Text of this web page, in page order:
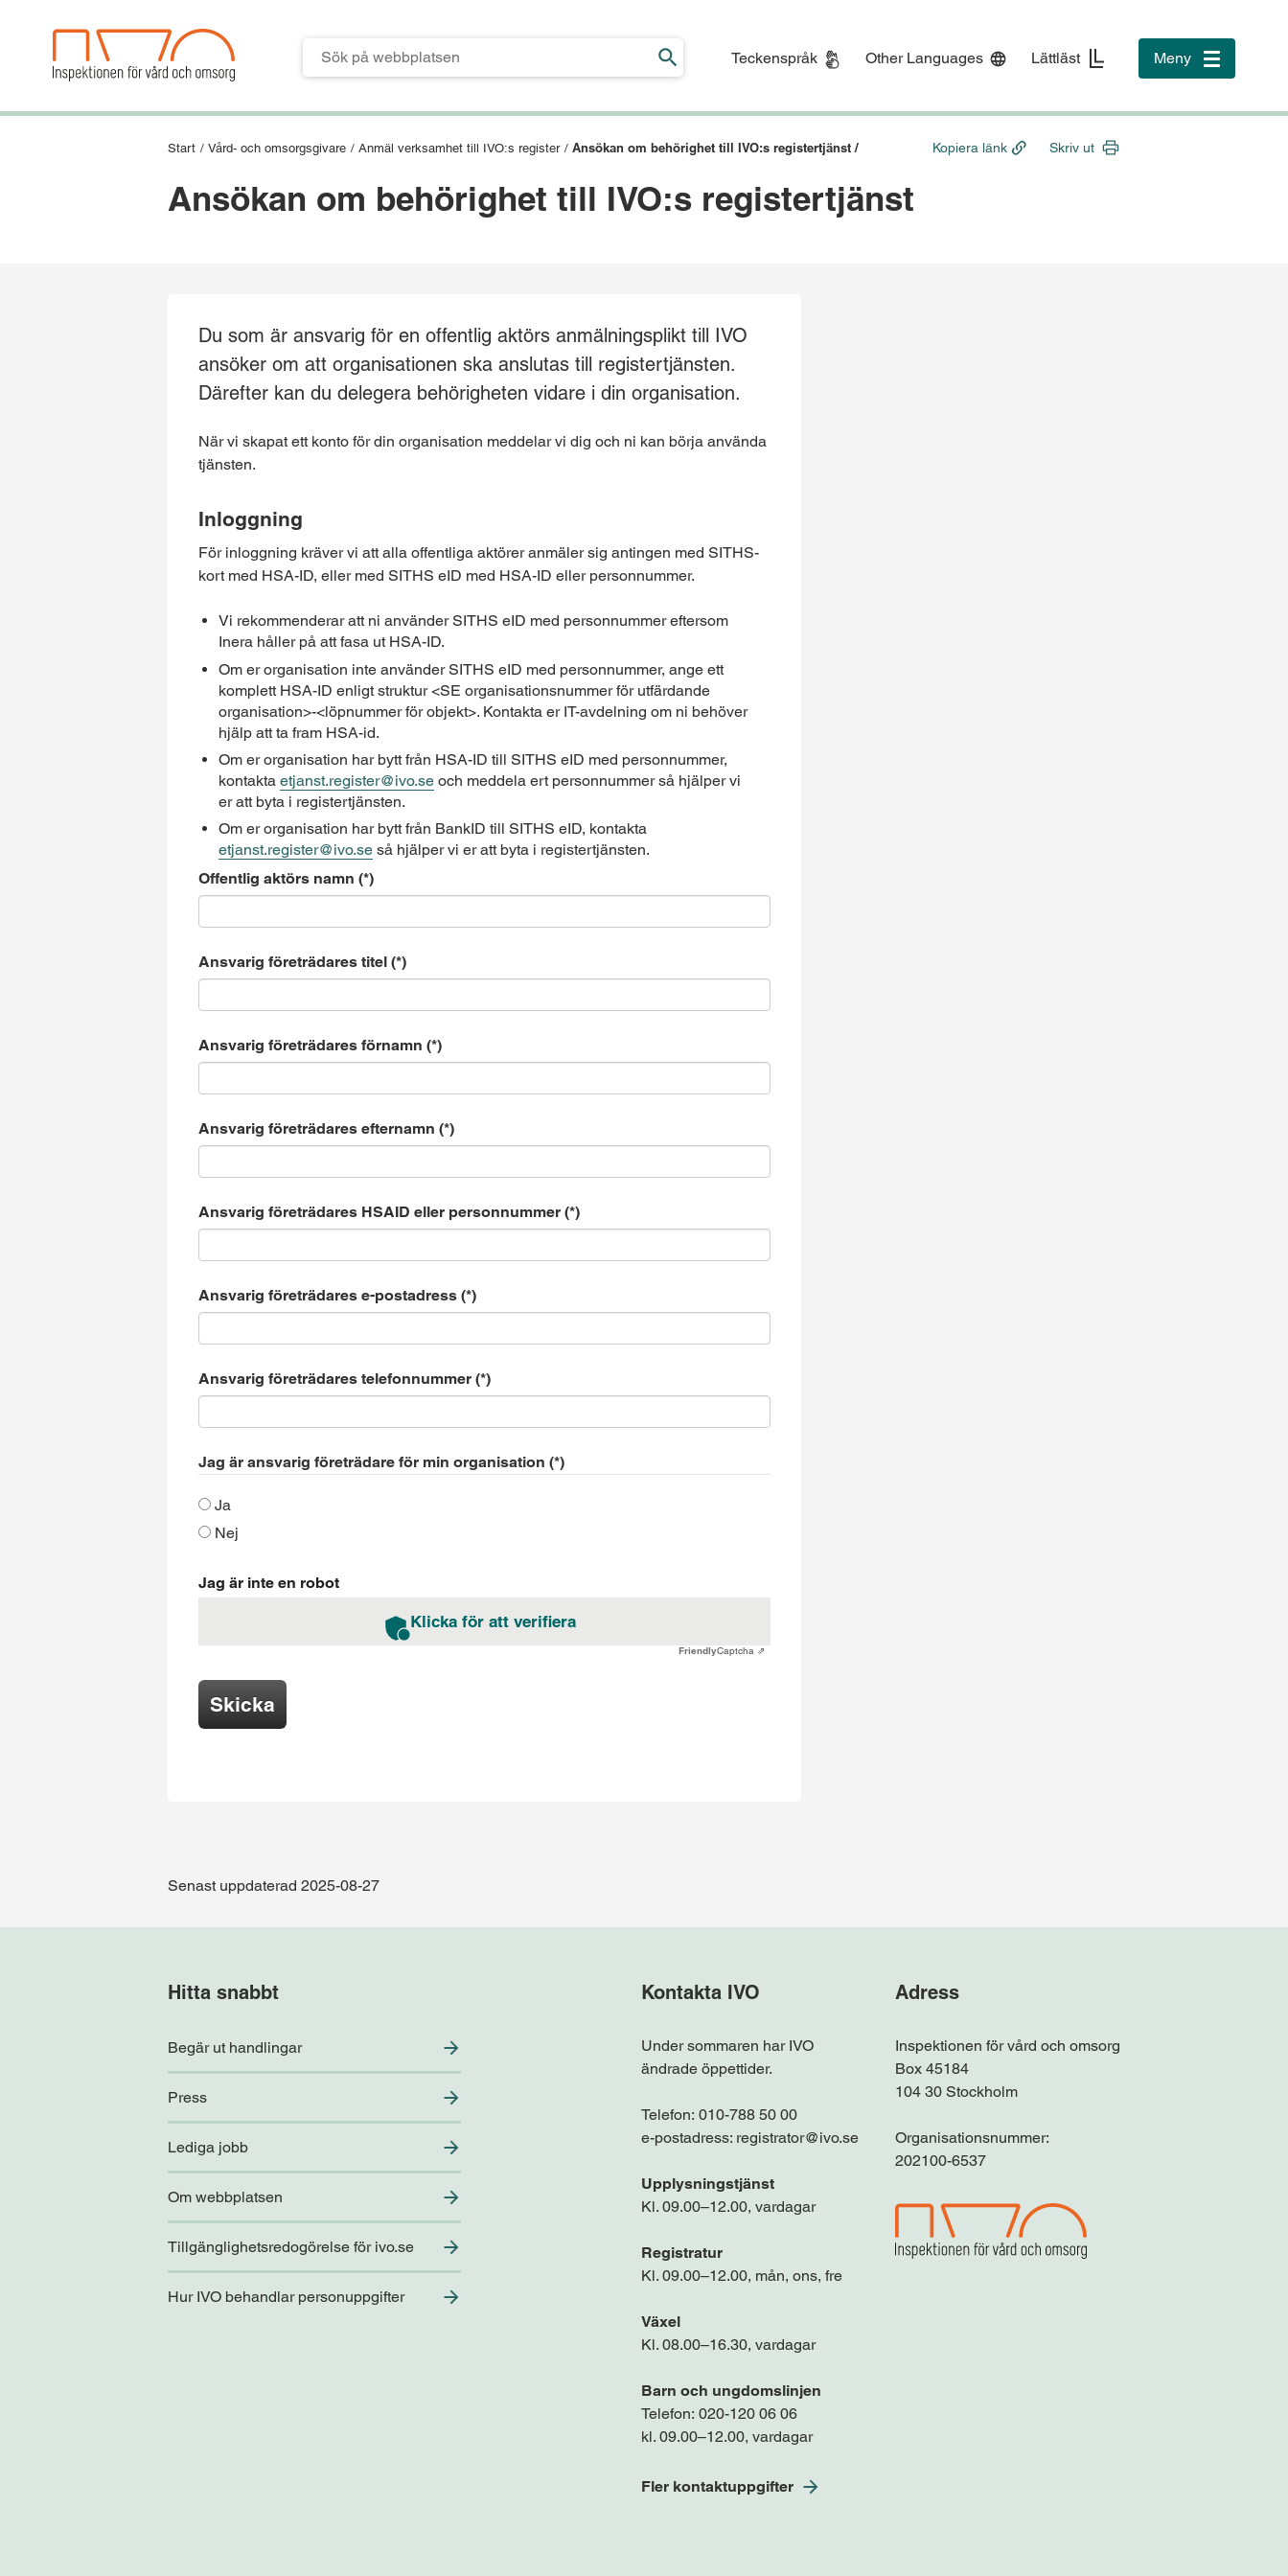
Teckenspråk Other Languages Lättläst Meny
Toggle
navigation
Start / Vård- och omsorgsgivare / Anmäl verksamhet till IVO:s register / Ansökan om behörighet till IVO:s registertjänst / Kopiera länk Skriv ut
Ansökan om behörighet till IVO:s registertjänst
Du som är ansvarig för en offentlig aktörs anmälningsplikt till IVO
ansöker om att organisationen ska anslutas till registertjänsten.
Därefter kan du delegera behörigheten vidare i din organisation.
När vi skapat ett konto för din organisation meddelar vi dig och ni kan börja använda
tjänsten.
Inloggning
För inloggning kräver vi att alla offentliga aktörer anmäler sig antingen med SITHS-
kort med HSA-ID, eller med SITHS eID med HSA-ID eller personnummer.
Vi rekommenderar att ni använder SITHS eID med personnummer eftersom
Inera håller på att fasa ut HSA-ID.
Om er organisation inte använder SITHS eID med personnummer, ange ett
komplett HSA-ID enligt struktur <SE organisationsnummer för utfärdande
organisation>-<löpnummer för objekt>. Kontakta er IT-avdelning om ni behöver
hjälp att ta fram HSA-id.
Om er organisation har bytt från HSA-ID till SITHS eID med personnummer,
kontakta etjanst.register@ivo.seoch meddela ert personnummer så hjälper vi
er att byta i registertjänsten.
Om er organisation har bytt från BankID till SITHS eID, kontakta
etjanst.register@ivo.seså hjälper vi er att byta i registertjänsten.
Offentlig aktörs namn
Ansvarig företrädares titel
Ansvarig företrädares förnamn
Ansvarig företrädares efternamn
Ansvarig företrädares HSAID eller personnummer
Ansvarig företrädares e-postadress
Ansvarig företrädares telefonnummer
Jag är ansvarig företrädare för min organisation
Ja
Nej
Jag är inte en robot
Klicka för att verifiera
FriendlyCaptcha ⇗
Skicka
Senast uppdaterad 2025-08-27
Hitta snabbt
Begär ut handlingar
Press
Lediga jobb
Om webbplatsen
Tillgänglighetsredogörelse för ivo.se
Hur IVO behandlar personuppgifter
Kontakta IVO
Under sommaren har IVO
ändrade öppettider.
Telefon: 010-788 50 00
e-postadress: registrator@ivo.se
Upplysningstjänst
Kl. 09.00–12.00, vardagar
Registratur
Kl. 09.00–12.00, mån, ons, fre
Växel
Kl. 08.00–16.30, vardagar
Barn och ungdomslinjen
Telefon: 020-120 06 06
kl. 09.00–12.00, vardagar
Fler kontaktuppgifter
Adress
Inspektionen för vård och omsorg
Box 45184
104 30 Stockholm
Organisationsnummer:
202100-6537